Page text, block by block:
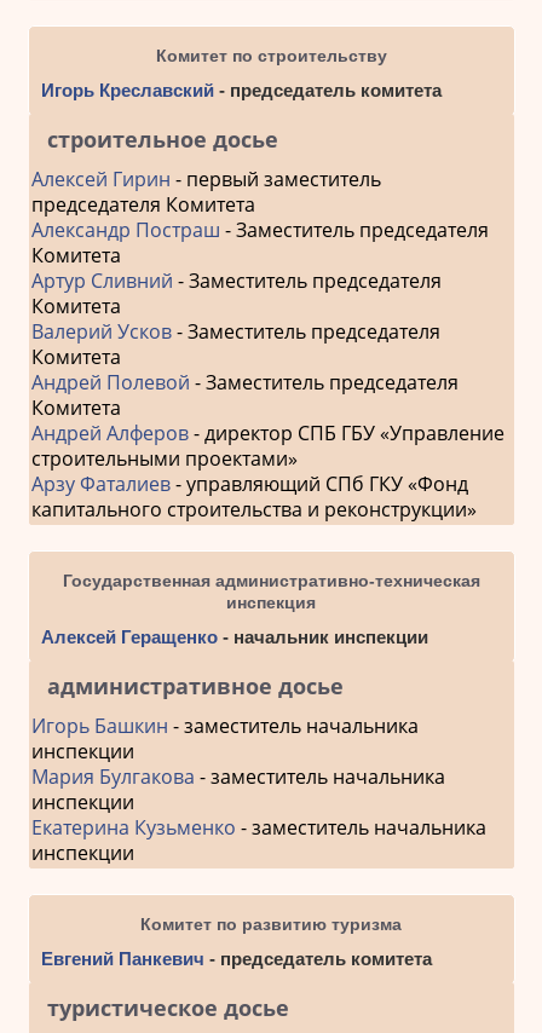
Комитет по строительству
Игорь Креславский - председатель комитета
строительное досье
Алексей Гирин - первый заместитель
председателя Комитета
Александр Постраш - Заместитель председателя
Комитета
Артур Сливний - Заместитель председателя
Комитета
Валерий Усков- Заместитель председателя
Комитета
Андрей Полевой - Заместитель председателя
Комитета
Андрей Алферов- директор СПБ ГБУ «Управление
строительными проектами»
Арзу Фаталиев- управляющий СПб ГКУ «Фонд
капитального строительства и реконструкции»
Государственная административно-техническая
инспекция
Алексей Геращенко- начальник инспекции
административное досье
Игорь Башкин - заместитель начальника
инспекции
Мария Булгакова - заместитель начальника
инспекции
Екатерина Кузьменко - заместитель начальника
инспекции
Комитет по развитию туризма
Евгений Панкевич - председатель комитета
туристическое досье